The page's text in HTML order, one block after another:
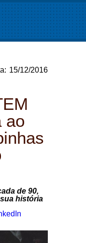
15/12/2016
ao
de 90,
história